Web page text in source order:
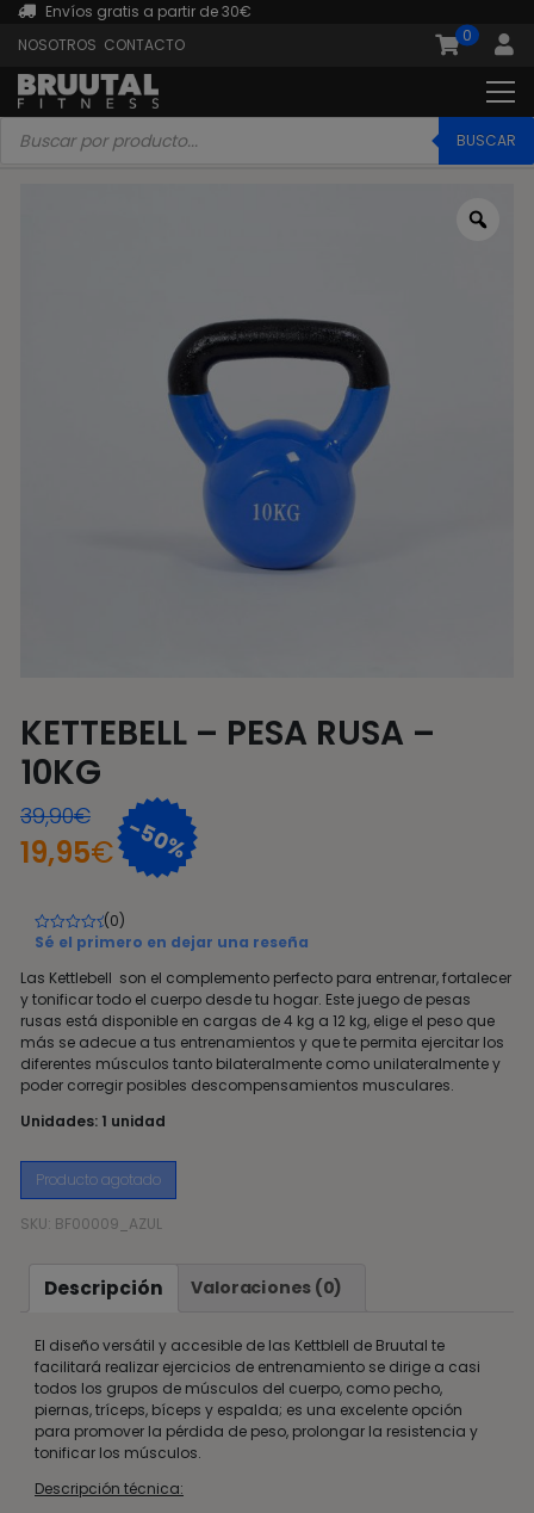
Envíos gratis a partir de 30€
NOSOTROS CONTACTO 0
Búsqueda
productos
BUSCAR
KETTEBELL – PESA RUSA –
10KG
39,90€
19,95€ -50%
0
of
5
(0)
Sé el primero en dejar una reseña
Las Kettlebell son el complemento perfecto para entrenar, fortalecer
y tonificar todo el cuerpo desde tu hogar. Este juego de pesas
rusas está disponible en cargas de 4 kg a 12 kg, elige el peso que
más se adecue a tus entrenamientos y que te permita ejercitar los
diferentes músculos tanto bilateralmente como unilateralmente y
poder corregir posibles descompensamientos musculares.
Unidades: 1 unidad
Producto agotado
SKU: BF00009_AZUL
Descripción Valoraciones (0)
El diseño versátil y accesible de las Kettblell de Bruutal te
facilitará realizar ejercicios de entrenamiento se dirige a casi
todos los grupos de músculos del cuerpo, como pecho,
piernas, tríceps, bíceps y espalda; es una excelente opción
para promover la pérdida de peso, prolongar la resistencia y
tonificar los músculos.
Descripción técnica: